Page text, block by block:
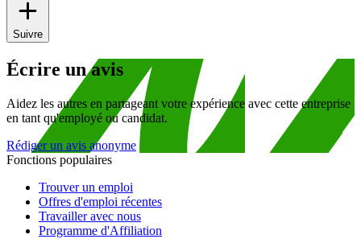
Suivre
Écrire un avis
Aidez les autres en partageant votre expérience avec cette entreprise
en tant qu'employé ou candidat.
Rédiger un avis anonyme
Fonctions populaires
Trouver un emploi
Offres d'emploi récentes
Travailler avec nous
Programme d'Affiliation